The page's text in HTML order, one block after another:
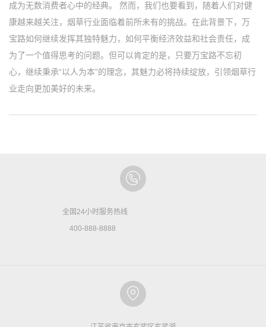
成为无数消费者心中的经典。 然而，我们也要看到，随着人们对健
康越来越关注，烟草行业面临着前所未有的挑战。在此背景下，万
宝路如何继续发挥其独特魅力，如何平衡经济效益和社会责任，成
为了一个值得思考的问题。但可以肯定的是，只要万宝路不忘初
心，继续秉承“以人为本”的理念，其魅力必将持续绽放，引领烟草行
业走向更加美好的未来。
全国24小时服务热线
400-888-8888